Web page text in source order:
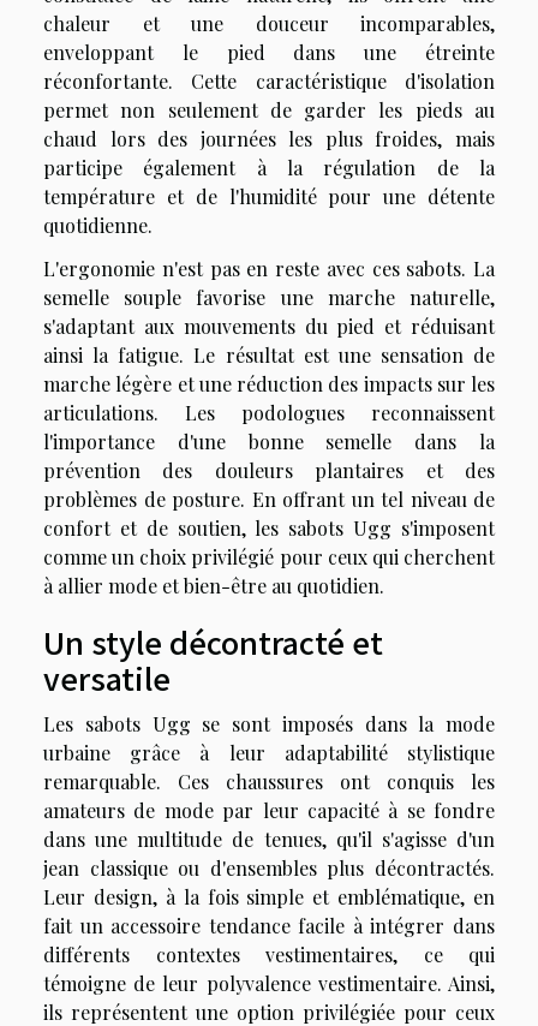
chaleur et une douceur incomparables,
enveloppant le pied dans une étreinte
réconfortante. Cette caractéristique d'isolation
permet non seulement de garder les pieds au
chaud lors des journées les plus froides, mais
participe également à la régulation de la
température et de l'humidité pour une détente
quotidienne.
L'ergonomie n'est pas en reste avec ces sabots. La
semelle souple favorise une marche naturelle,
s'adaptant aux mouvements du pied et réduisant
ainsi la fatigue. Le résultat est une sensation de
marche légère et une réduction des impacts sur les
articulations. Les podologues reconnaissent
l'importance d'une bonne semelle dans la
prévention des douleurs plantaires et des
problèmes de posture. En offrant un tel niveau de
confort et de soutien, les sabots Ugg s'imposent
comme un choix privilégié pour ceux qui cherchent
à allier mode et bien-être au quotidien.
Un style décontracté et
versatile
Les sabots Ugg se sont imposés dans la mode
urbaine grâce à leur adaptabilité stylistique
remarquable. Ces chaussures ont conquis les
amateurs de mode par leur capacité à se fondre
dans une multitude de tenues, qu'il s'agisse d'un
jean classique ou d'ensembles plus décontractés.
Leur design, à la fois simple et emblématique, en
fait un accessoire tendance facile à intégrer dans
différents contextes vestimentaires, ce qui
témoigne de leur polyvalence vestimentaire. Ainsi,
ils représentent une option privilégiée pour ceux